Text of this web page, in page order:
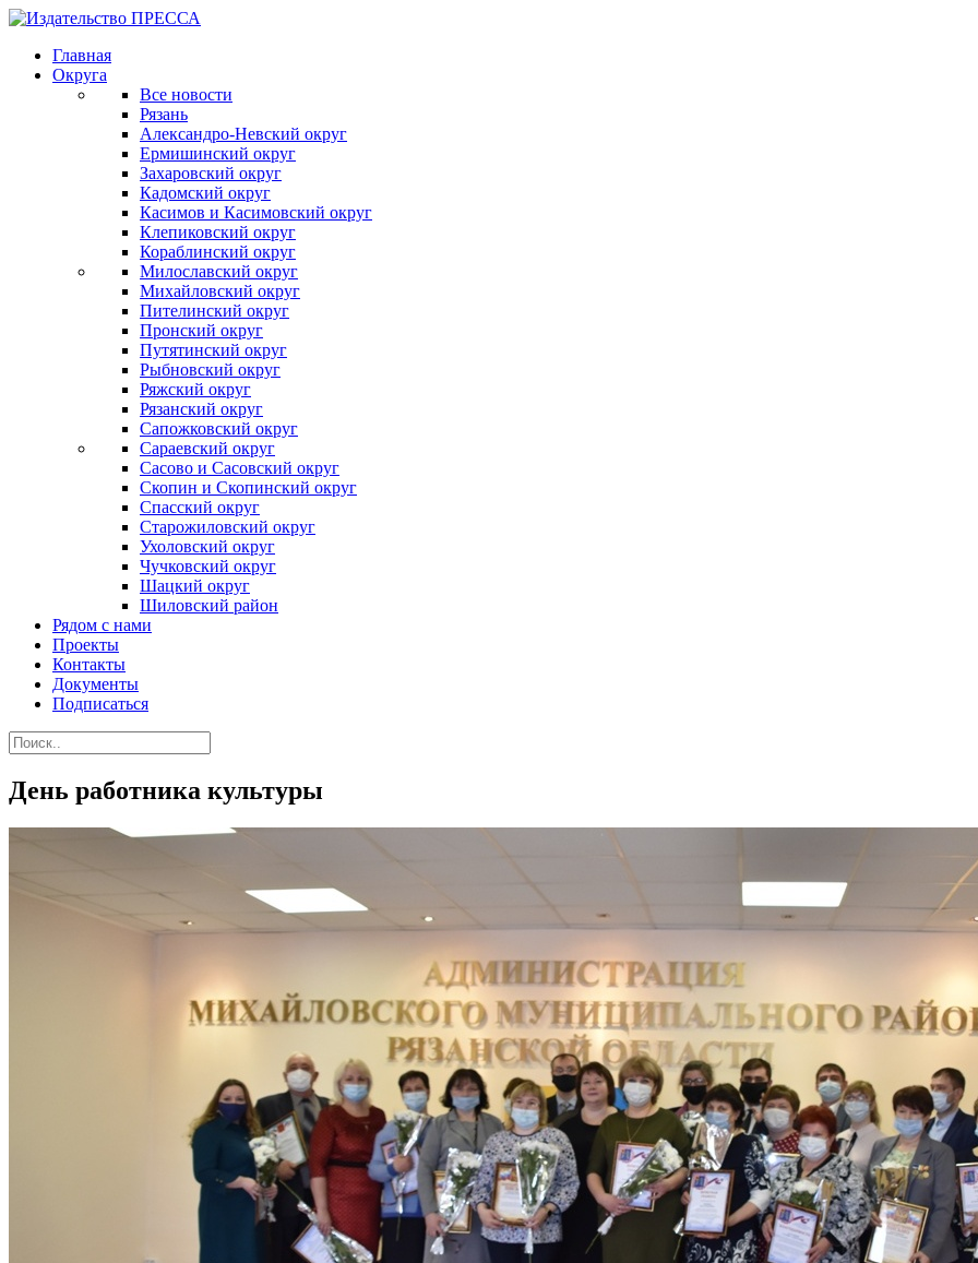
Главная
Округа
Все новости
Рязань
Александро-Невский округ
Ермишинский округ
Захаровский округ
Кадомский округ
Касимов и Касимовский округ
Клепиковский округ
Кораблинский округ
Милославский округ
Михайловский округ
Пителинский округ
Пронский округ
Путятинский округ
Рыбновский округ
Ряжский округ
Рязанский округ
Сапожковский округ
Сараевский округ
Сасово и Сасовский округ
Скопин и Скопинский округ
Спасский округ
Старожиловский округ
Ухоловский округ
Чучковский округ
Шацкий округ
Шиловский район
Рядом с нами
Проекты
Контакты
Документы
Подписаться
День работника культуры